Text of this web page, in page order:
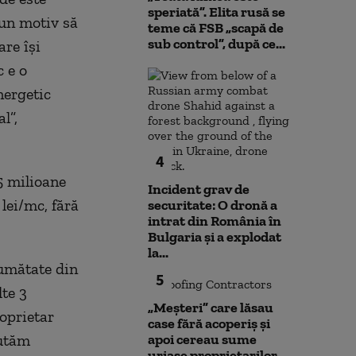
motiv să
îşi
e o
milioane
mc, fără
din
3
speriată”. Elita rusă se
teme că FSB „scapă de
sub control”, după ce...
4
Incident grav de
securitate: O dronă a
intrat din România în
Bulgaria şi a explodat
la...
5
„Meșteri” care lăsau
case fără acoperiș și
apoi cereau sume